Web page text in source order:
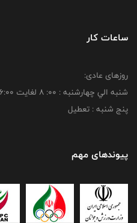
ساعات کار
روزهای عادی:
شنبه الي چهارشنبه : 00: 8 لغايت 16:00
پنج شنبه : تعطیل
پیوندهای مهم